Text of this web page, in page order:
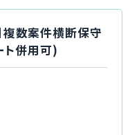
複数案件横断保守
ト併用可)